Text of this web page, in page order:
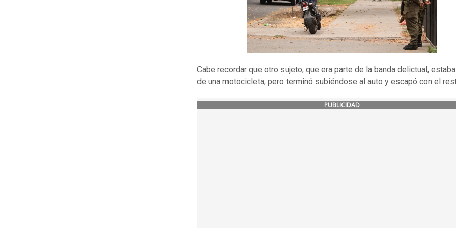
Cabe recordar que otro sujeto, que era parte de la banda delictual,
de una motocicleta, pero terminó subiéndose al auto y escapó con el
PUBLICIDAD